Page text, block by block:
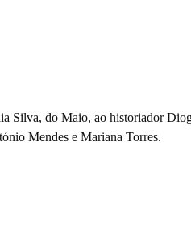
Silva, do Maio, ao historiador
Mendes e Mariana Torres.